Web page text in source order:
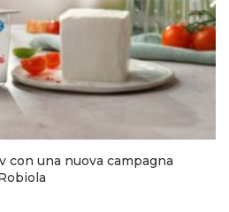
con una nuova campagna